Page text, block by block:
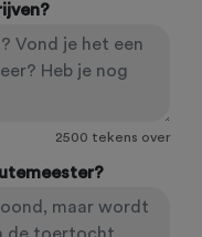
2500 tekens over